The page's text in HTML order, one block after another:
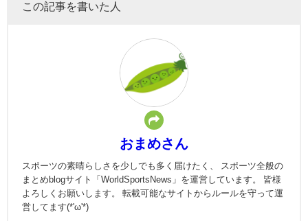
この記事を書いた人
おまめさん
スポーツの素晴らしさを少しでも多く届けたく、 スポーツ全般の
まとめblogサイト「WorldSportsNews」を運営しています。 皆様
よろしくお願いします。 転載可能なサイトからルールを守って運
営してます(*'ω'*)